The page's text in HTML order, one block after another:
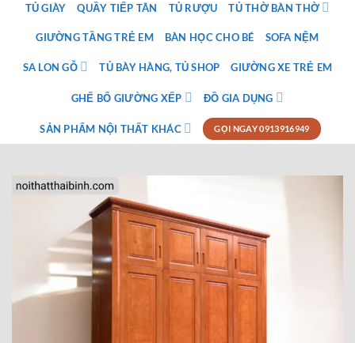
TỦ GIÀY QUẦY TIẾP TÂN TỦ RƯỢU TỦ THỜ BÀN THỜ
GIƯỜNG TẦNG TRẺ EM BÀN HỌC CHO BÉ SOFA NỆM
SA LON GỖ TỦ BÀY HÀNG, TỦ SHOP GIƯỜNG XE TRẺ EM
GHẾ BỐ GIƯỜNG XẾP ĐỒ GIA DỤNG
SẢN PHẨM NỘI THẤT KHÁC GỌI NGAY 0913916949